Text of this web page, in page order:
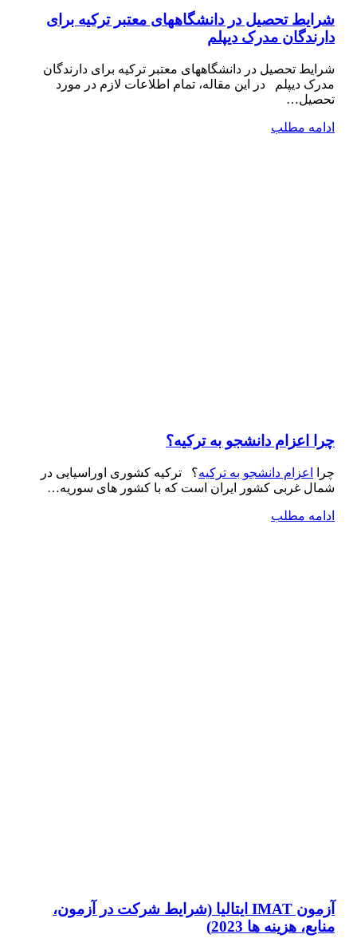
شرایط تحصیل در دانشگاههای معتبر ترکیه برای
دارندگان مدرک دیپلم
شرایط تحصیل در دانشگاههای معتبر ترکیه برای دارندگان
مدرک دیپلم در این مقاله، تمام اطلاعات لازم در مورد
تحصیل…
ادامه مطلب
چرا اعزام دانشجو به ترکیه؟
چرا اعزام دانشجو به ترکیه؟ ترکیه کشوری اوراسیایی در
شمال غربی کشور ایران است که با کشور های سوریه…
ادامه مطلب
آزمون IMAT ایتالیا (شرایط شرکت در آزمون،
منابع، هزینه ها 2023)